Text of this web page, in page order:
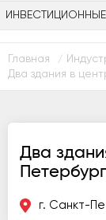
Главная /
Два здания в
Два
г. Санкт-